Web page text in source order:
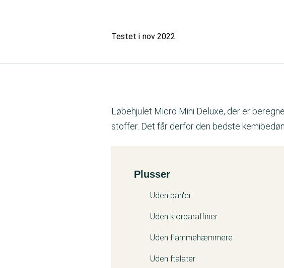
Testet i nov 2022
Løbehjulet Micro Mini Deluxe, der er
stoffer. Det får derfor den bedste
Kemitest
Plusser
Uden pah'er
Uden klorparaffiner
Uden flammehæmmere
Uden ftalater